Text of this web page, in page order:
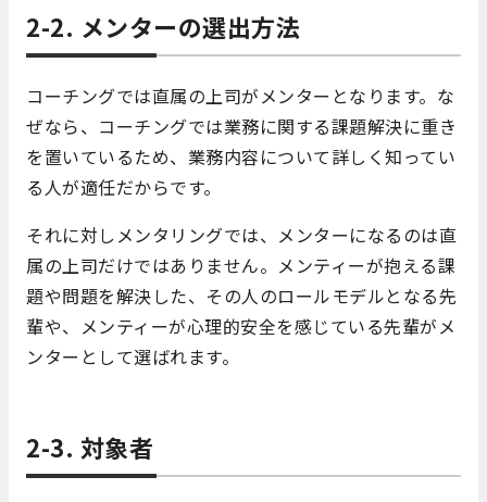
2-2. メンターの選出方法
コーチングでは直属の上司がメンターとなります。な
ぜなら、コーチングでは業務に関する課題解決に重き
を置いているため、業務内容について詳しく知ってい
る人が適任だからです。
それに対しメンタリングでは、メンターになるのは直
属の上司だけではありません。メンティーが抱える課
題や問題を解決した、その人のロールモデルとなる先
輩や、メンティーが心理的安全を感じている先輩がメ
ンターとして選ばれます。
2-3. 対象者